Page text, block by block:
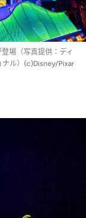
場（写真提供：ディ
ナル）(c)Disney/Pixar